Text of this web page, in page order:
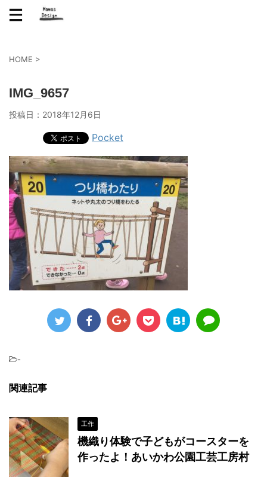
HOME >
IMG_9657
投稿日： 2018年12月6日
Pocket
-
関連記事
工作
機織り体験で子どもがコースターを
作ったよ！あいかわ公園工芸工房村